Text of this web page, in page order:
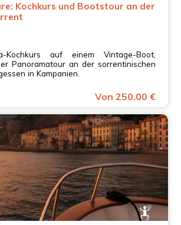
Kochkurs und Bootstour an der
Kochkurs auf einem Vintage-Boot,
Panoramatour an der sorrentinischen
in Kampanien.
Von 250.00 €